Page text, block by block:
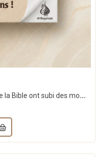
Petite démonstration que les textes de la Bible ont subi des modifications - Al Juwayni -...